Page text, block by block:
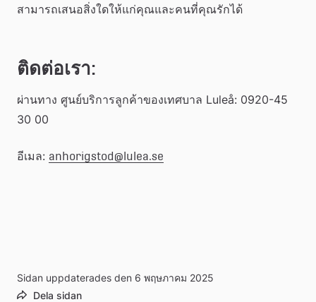
สามารถเสนอสิ่งใดให้แก่คุณและคนที่คุณรักได้
ติดต่อเรา:
ผ่านทาง ศูนย์บริการลูกค้าของเทศบาล Luleå: 0920-45
30 00
อีเมล: anhorigstod@lulea.se
Sidan uppdaterades den 6 พฤษภาคม 2025
Dela sidan